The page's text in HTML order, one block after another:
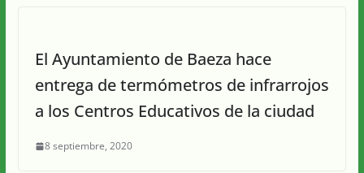
El Ayuntamiento de Baeza hace
entrega de termómetros de infrarrojos
a los Centros Educativos de la ciudad
8 septiembre, 2020